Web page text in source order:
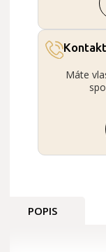
Máte
POPIS